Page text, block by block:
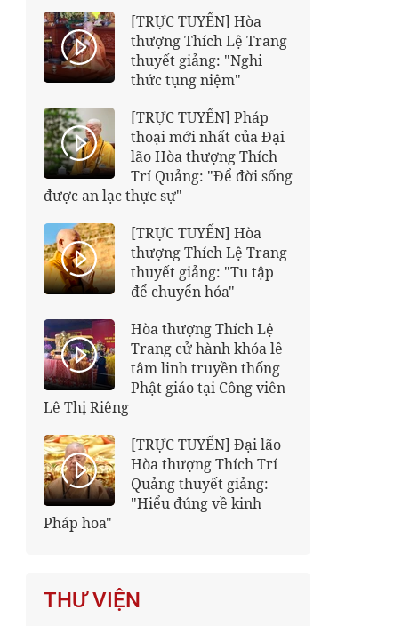
[TRỰC TUYẾN] Hòa
thượng Thích Lệ Trang
thuyết giảng: "Nghi
thức tụng niệm"
[TRỰC TUYẾN] Pháp
thoại mới nhất của Đại
lão Hòa thượng Thích
Trí Quảng: "Để đời sống
được an lạc thực sự"
[TRỰC TUYẾN] Hòa
thượng Thích Lệ Trang
thuyết giảng: "Tu tập
để chuyển hóa"
Hòa thượng Thích Lệ
Trang cử hành khóa lễ
tâm linh truyền thống
Phật giáo tại Công viên
Lê Thị Riêng
[TRỰC TUYẾN] Đại lão
Hòa thượng Thích Trí
Quảng thuyết giảng:
"Hiểu đúng về kinh
Pháp hoa"
THƯ VIỆN